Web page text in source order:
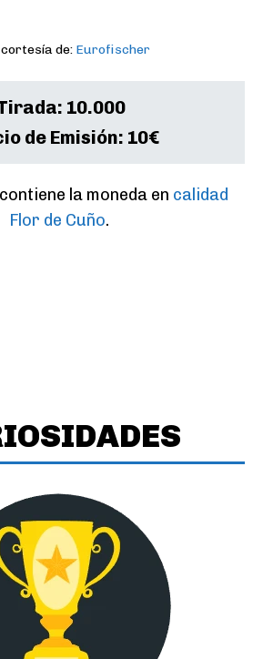
de: Eurofischer
10.000
de Emisión: 10€
la moneda en calidad
Flor de Cuño.